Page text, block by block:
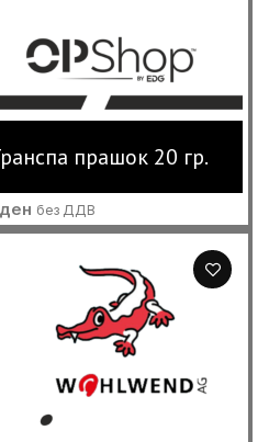
прашок 20 гр.
ден без ДДВ